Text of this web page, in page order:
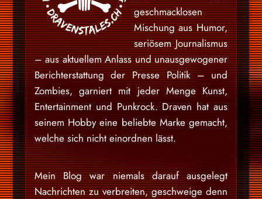
geschmacklosen
Mischung aus Humor,
seriösem Journalismus
– aus aktuellem Anlass und unausgewogener
Berichterstattung der Presse Politik – und
Zombies, garniert mit jeder Menge Kunst,
Entertainment und Punkrock. Draven hat aus
seinem Hobby eine beliebte Marke gemacht,
welche sich nicht einordnen lässt.
Mein Blog war niemals darauf ausgelegt
Nachrichten zu verbreiten, geschweige denn